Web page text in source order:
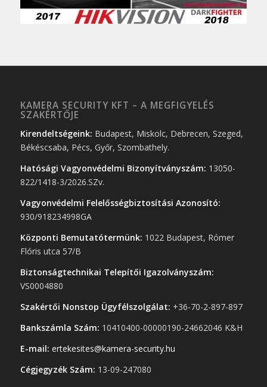
KAMERA SECURITY KFT – A MEGFIGYELÉS
SZAKÉRTŐJE
Kirendeltségeink: Budapest, Miskolc, Debrecen, Szeged,
Békéscsaba, Pécs, Győr, Szombathely.
Hatósági Vagyonvédelmi Bizonyítványszám: 13050-
822/1418-3/2026.SZv.
Vagyonvédelmi Felelősségbiztosítási Azonosító:
930/918234998GA
Központi Bemutatótermünk: 1022 Budapest, Rómer
Flóris utca 57/B
Biztonságtechnikai Telepítői Igazolványszám:
VS0004880
Szakértői Nonstop Ügyfélszolgálat: +36-70-2-897-897
Bankszámla Szám: 10410400-00000190-24662046 K&H
E-mail: ertekesites@kamera-security.hu
Cégjegyzék Szám: 13-09-247080